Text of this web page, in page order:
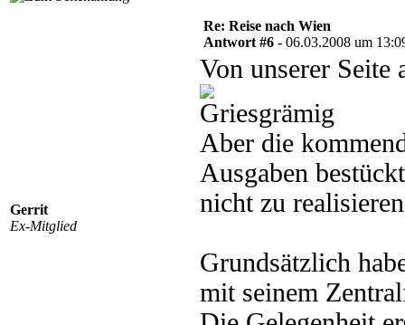
Gerrit
Ex-Mitglied
Re: Reise nach Wien
Antwort #6 - 06.03.2008 um
Von unserer Seite
Aber die
Ausgaben
nicht zu
Grundsätzlich
mit seinem